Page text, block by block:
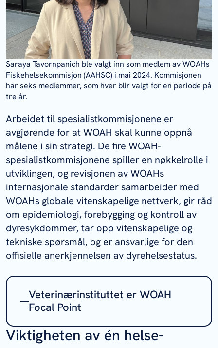
Commission (TAHSC).
Saraya Tavornpanich ble valgt inn som medlem av WOAHs
Fiskehelsekommisjon (AAHSC) i mai 2024. Kommisjonen
har seks medlemmer, som hver blir valgt for en periode på
tre år.
Arbeidet til spesialistkommisjonene er
avgjørende for at WOAH skal kunne oppnå
målene i sin strategi. De fire WOAH-
spesialistkommisjonene spiller en nøkkelrolle i
utviklingen, og revisjonen av WOAHs
internasjonale standarder samarbeider med
WOAHs globale vitenskapelige nettverk, gir råd
om epidemiologi, forebygging og kontroll av
dyresykdommer, tar opp vitenskapelige og
tekniske spørsmål, og er ansvarlige for den
offisielle anerkjennelsen av dyrehelsestatus.
Veterinærinstituttet er WOAH
Focal Point
I tillegg til å være WOAH
Viktigheten av én helse-